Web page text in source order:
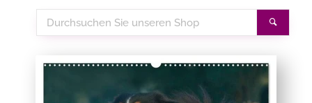
Durchsuchen
Sie
Shop